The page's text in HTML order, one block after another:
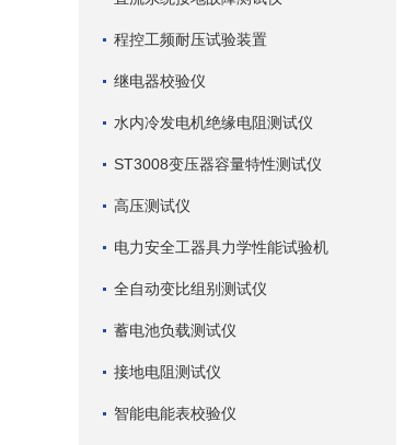
程控工频耐压试验装置
继电器校验仪
水内冷发电机绝缘电阻测试仪
ST3008变压器容量特性测试仪
高压测试仪
电力安全工器具力学性能试验机
全自动变比组别测试仪
蓄电池负载测试仪
接地电阻测试仪
智能电能表校验仪